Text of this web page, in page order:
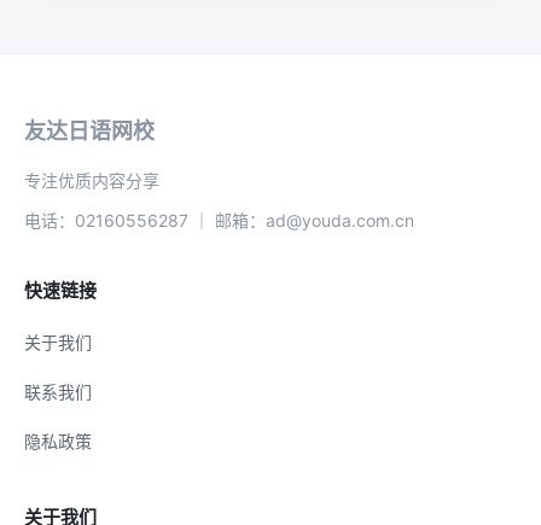
友达日语网校
专注优质内容分享
电话：02160556287 ｜ 邮箱：ad@youda.com.cn
快速链接
关于我们
联系我们
隐私政策
关于我们